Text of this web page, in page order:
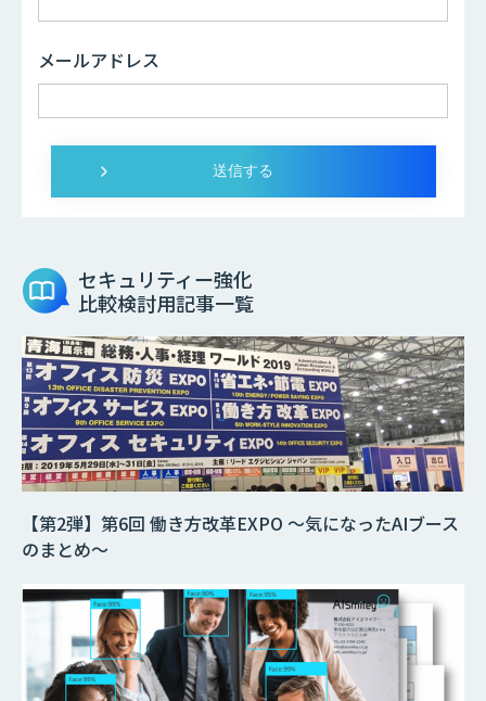
メールアドレス
セキュリティー強化
比較検討用記事一覧
【第2弾】第6回 働き方改革EXPO ～気になったAIブース
のまとめ～